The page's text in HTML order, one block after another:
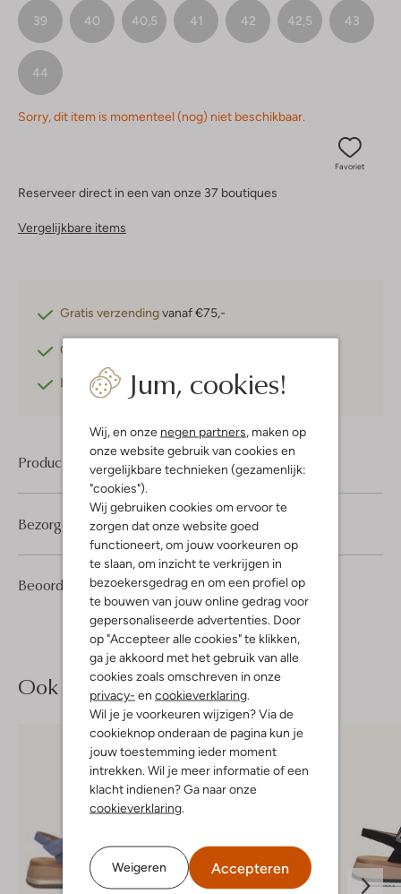
Jum, cookies!
Wij, en onze negen partners , maken op
onze website gebruik van cookies en
vergelijkbare technieken (gezamenlijk:
"cookies").
Wij gebruiken cookies om ervoor te
zorgen dat onze website goed
functioneert, om jouw voorkeuren op
te slaan, om inzicht te verkrijgen in
bezoekersgedrag en om een profiel op
te bouwen van jouw online gedrag voor
gepersonaliseerde advertenties. Door
op "Accepteer alle cookies" te klikken,
ga je akkoord met het gebruik van alle
cookies zoals omschreven in onze
privacy- en cookieverklaring
Wil je je voorkeuren wijzigen? Via de
cookieknop onderaan de pagina kun je
jouw toestemming ieder moment
intrekken. Wil je meer informatie of een
klacht indienen? Ga naar onze
cookieverklaring
Weigeren Accepteren
39 40 40,5 41 42 42,5 43
44
Sorry, dit item is momenteel (nog) niet beschikbaar.
Favoriet
Reserveer direct in een van onze 37 boutiques
Vergelijkbare items
Gratis verzendingvanaf €75,-
Gratis retourneren
Betaal achteraf met Klarna
Product informatie
Beoordelingen (1) 5/5
1
5
Sterren
Bezorgen & retourneren
Ook iets voor jou?